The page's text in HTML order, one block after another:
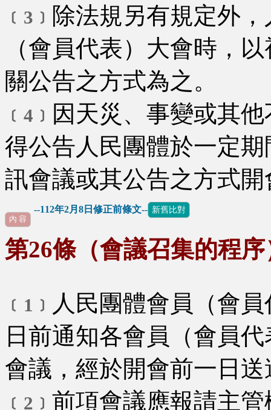
﹝3﹞ 除法規另有規定外
（會員代表）大會時，
關公告之方式為之。
﹝4﹞ 因天災、事變或其
得公告人民團體於一定
訊會議或其公告之方式開
--112年2月8日修正前條文-- 新舊比對
內 容
第26條（會議召集的程序
﹝1﹞ 人民團體會員（會
日前通知各會員（會員
會議，經於開會前一日
﹝2﹞ 前項會議應報請主